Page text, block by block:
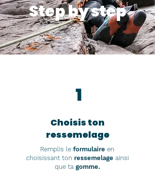
Step by step
1
Choisis ton
ressemelage
Remplis le formulaire en
choisissant ton ressemelage ainsi
que ta gomme.